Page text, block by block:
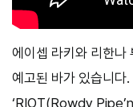
에이셉 라키와 리한나
예고된 바가 있습니다
‘RIOT(Rowdy